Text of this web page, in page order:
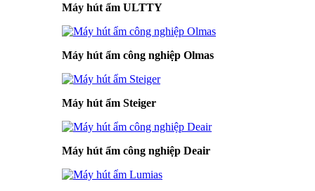
Máy hút ẩm ULTTY
Máy hút ẩm công nghiệp Olmas
Máy hút ẩm Steiger
Máy hút ẩm công nghiệp Deair